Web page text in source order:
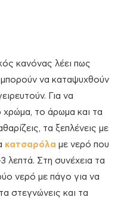
κανόνας λέει πως
να καταψυχθούν
Για να
χρώμα, το άρωμα και τα
τα ξεπλένεις με
κατσαρόλα με νερό που
λεπτά. Στη συνέχεια τα
νερό με πάγο για να
στεγνώνεις και τα